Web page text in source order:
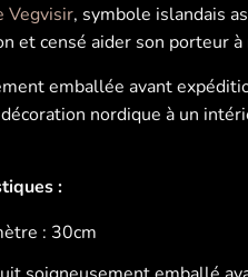
Vegvisir, symbole islandais
et censé aider son porteur à
emballée avant
nordique à un
:
: 30cm